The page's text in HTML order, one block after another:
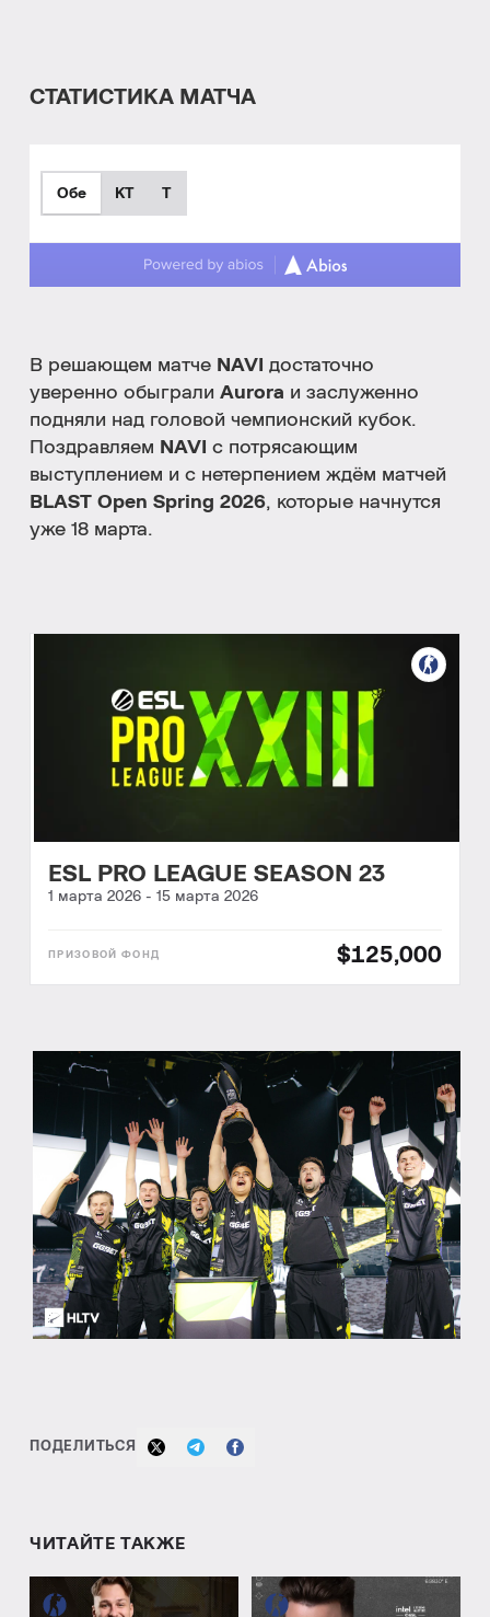
СТАТИСТИКА МАТЧА
Обе КТ T
В решающем матче NAVI достаточно
уверенно обыграли Aurora и заслуженно
подняли над головой чемпионский кубок.
Поздравляем NAVI с потрясающим
выступлением и с нетерпением ждём матчей
BLAST Open Spring 2026, которые начнутся
уже 18 марта.
ESL PRO LEAGUE SEASON 23
1 марта 2026 - 15 марта 2026
$125,000
ПОДЕЛИТЬСЯ
ЧИТАЙТЕ ТАКЖЕ